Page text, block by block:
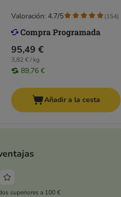
95,49 €
3,82 € / kg
89,76 €
Valoración: 4.7/5 (154)
Añadir a la cesta
superiores a 100 €